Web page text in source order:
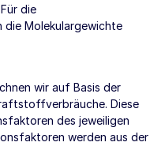
die
die Molekulargewichte
wir auf Basis der
Diese
des jeweiligen
werden aus der